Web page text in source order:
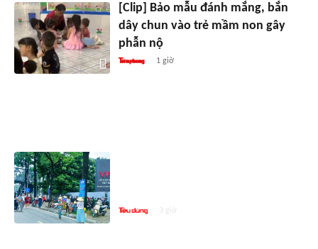
[Clip] Bảo mẫu đánh mắng, bắn
dây chun vào trẻ mầm non gây
phẫn nộ
1 giờ
3 giờ